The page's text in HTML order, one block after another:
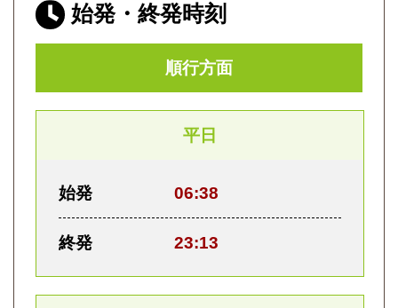
始発・終発時刻
順行方面
平日
始発 06:38
終発 23:13